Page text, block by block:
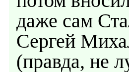
даже сам
Сергей
(правда, не